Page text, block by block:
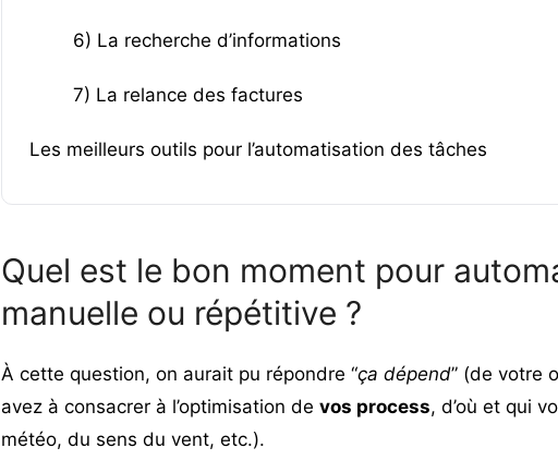
6) La recherche d’informations
7) La relance des factures
Les meilleurs outils pour l’automatisation des tâches
Quel est le bon moment pour
manuelle ou répétitive ?
À cette question, on aurait pu répondre “ça dépend” (de votre
avez à consacrer à l’optimisation de vos process, d’où et qui
météo, du sens du vent, etc.).